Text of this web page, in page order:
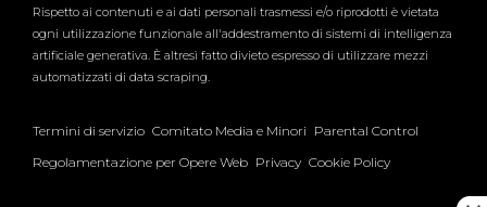
Rispetto ai contenuti e ai dati personali trasmessi e/o riprodotti è vietata
ogni utilizzazione funzionale all'addestramento di sistemi di intelligenza
artificiale generativa. È altresì fatto divieto espresso di utilizzare mezzi
automatizzati di data scraping.
Termini di servizio Comitato Media e Minori Parental Control
Regolamentazione per Opere Web Privacy Cookie Policy